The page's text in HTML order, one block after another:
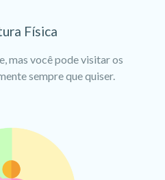
Física
mas você pode visitar os
sempre que quiser.